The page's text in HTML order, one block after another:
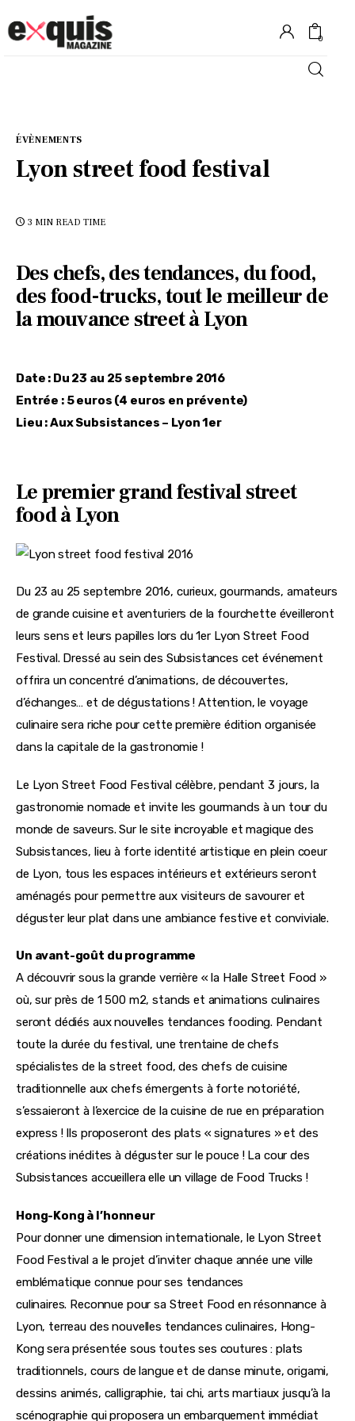
0
Gastronomie
Évènements
ÉVÈNEMENTS
Lyon street food festival
3 MIN READ TIME
Des chefs, des tendances, du food,
des food-trucks, tout le meilleur de
la mouvance street à Lyon
Date : Du 23 au 25 septembre 2016
Entrée : 5 euros (4 euros en prévente)
Lieu : Aux Subsistances – Lyon 1er
Le premier grand festival street
food à Lyon
Du 23 au 25 septembre 2016, curieux, gourmands, amateurs
de grande cuisine et aventuriers de la fourchette éveilleront
leurs sens et leurs papilles lors du 1er Lyon Street Food
Festival. Dressé au sein des Subsistances cet événement
offrira un concentré d’animations, de découvertes,
d’échanges… et de dégustations ! Attention, le voyage
culinaire sera riche pour cette première édition organisée
dans la capitale de la gastronomie !
Le Lyon Street Food Festival célèbre, pendant 3 jours, la
gastronomie nomade et invite les gourmands à un tour du
monde de saveurs. Sur le site incroyable et magique des
Subsistances, lieu à forte identité artistique en plein coeur
de Lyon, tous les espaces intérieurs et extérieurs seront
aménagés pour permettre aux visiteurs de savourer et
déguster leur plat dans une ambiance festive et conviviale.
Un avant-goût du programme
A découvrir sous la grande verrière « la Halle Street Food »
où, sur près de 1 500 m2, stands et animations culinaires
seront dédiés aux nouvelles tendances fooding. Pendant
toute la durée du festival, une trentaine de chefs
spécialistes de la street food, des chefs de cuisine
traditionnelle aux chefs émergents à forte notoriété,
s’essaieront à l’exercice de la cuisine de rue en préparation
express ! Ils proposeront des plats « signatures » et des
créations inédites à déguster sur le pouce ! La cour des
Subsistances accueillera elle un village de Food Trucks !
Hong-Kong à l’honneur
Pour donner une dimension internationale, le Lyon Street
Food Festival a le projet d’inviter chaque année une ville
emblématique connue pour ses tendances
culinaires. Reconnue pour sa Street Food en résonnance à
Lyon, terreau des nouvelles tendances culinaires, Hong-
Kong sera présentée sous toutes ses coutures : plats
traditionnels, cours de langue et de danse minute, origami,
dessins animés, calligraphie, tai chi, arts martiaux jusqu’à la
scénographie qui proposera un embarquement immédiat